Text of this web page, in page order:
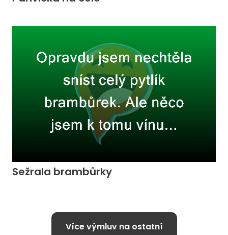
Sežrala brambůrky
Více výmluv na ostatní